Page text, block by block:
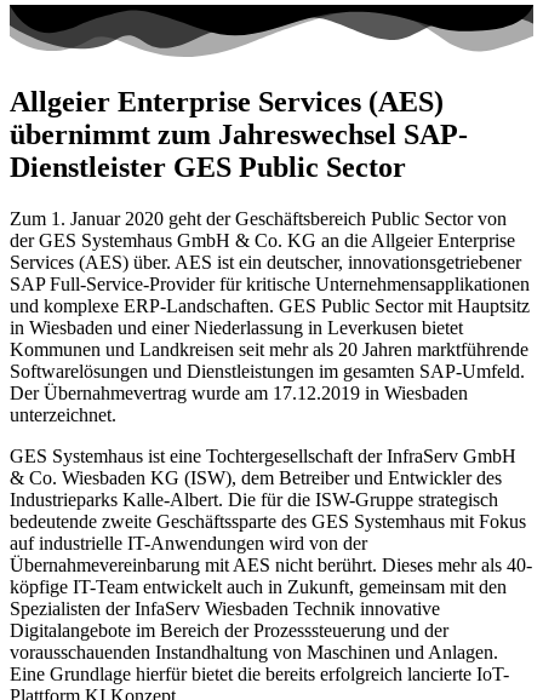
Allgeier Enterprise Services (AES)
übernimmt zum Jahreswechsel SAP-
Dienstleister GES Public Sector
Zum 1. Januar 2020 geht der Geschäftsbereich Public Sector von
der GES Systemhaus GmbH & Co. KG an die Allgeier Enterprise
Services (AES) über. AES ist ein deutscher, innovationsgetriebener
SAP Full-Service-Provider für kritische Unternehmensapplikationen
und komplexe ERP-Landschaften. GES Public Sector mit Hauptsitz
in Wiesbaden und einer Niederlassung in Leverkusen bietet
Kommunen und Landkreisen seit mehr als 20 Jahren marktführende
Softwarelösungen und Dienstleistungen im gesamten SAP-Umfeld.
Der Übernahmevertrag wurde am 17.12.2019 in Wiesbaden
unterzeichnet.
GES Systemhaus ist eine Tochtergesellschaft der InfraServ GmbH
& Co. Wiesbaden KG (ISW), dem Betreiber und Entwickler des
Industrieparks Kalle-Albert. Die für die ISW-Gruppe strategisch
bedeutende zweite Geschäftssparte des GES Systemhaus mit Fokus
auf industrielle IT-Anwendungen wird von der
Übernahmevereinbarung mit AES nicht berührt. Dieses mehr als 40-
köpfige IT-Team entwickelt auch in Zukunft, gemeinsam mit den
Spezialisten der InfaServ Wiesbaden Technik innovative
Digitalangebote im Bereich der Prozesssteuerung und der
vorausschauenden Instandhaltung von Maschinen und Anlagen.
Eine Grundlage hierfür bietet die bereits erfolgreich lancierte IoT-
Plattform KI Konzept.